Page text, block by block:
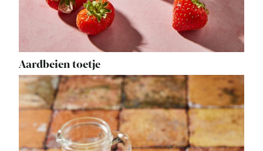
Aardbeien toetje